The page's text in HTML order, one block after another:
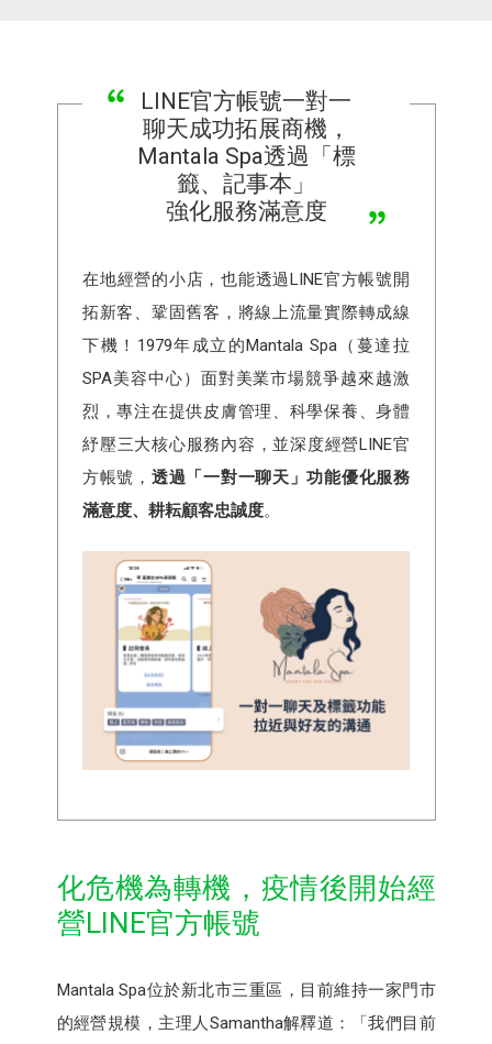
LINE官方帳號一對一
聊天成功拓展商機，
Mantala Spa透過「標
籤、記事本」
強化服務滿意度
在地經營的小店，也能透過LINE官方帳號開
拓新客、鞏固舊客，將線上流量實際轉成線
下機！1979年成立的Mantala Spa（蔓達拉
SPA美容中心）面對美業市場競爭越來越激
烈，專注在提供皮膚管理、科學保養、身體
紓壓三大核心服務內容，並深度經營LINE官
方帳號， 透過「一對一聊天」功能優化服務
滿意度、耕耘顧客忠誠度。
化危機為轉機，疫情後開始經
營LINE官方帳號
Mantala Spa位於新北市三重區，目前維持一家門市
的經營規模，主理人Samantha解釋道：「我們目前